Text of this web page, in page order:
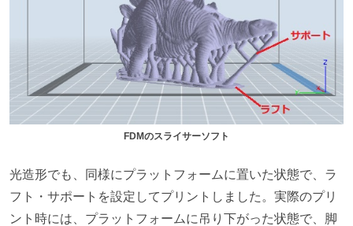
FDMのスライサーソフト
光造形でも、同様にプラットフォームに置いた状態で、ラ
フト・サポートを設定してプリントしました。実際のプリ
ント時には、プラットフォームに吊り下がった状態で、脚